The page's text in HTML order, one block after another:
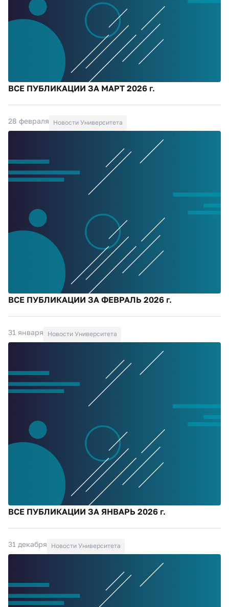
ВСЕ ПУБЛИКАЦИИ ЗА МАРТ 2026 г.
28 февраля Новости Университета
ВСЕ ПУБЛИКАЦИИ ЗА ФЕВРАЛЬ 2026 г.
31 января Новости Университета
ВСЕ ПУБЛИКАЦИИ ЗА ЯНВАРЬ 2026 г.
31 декабря Новости Университета